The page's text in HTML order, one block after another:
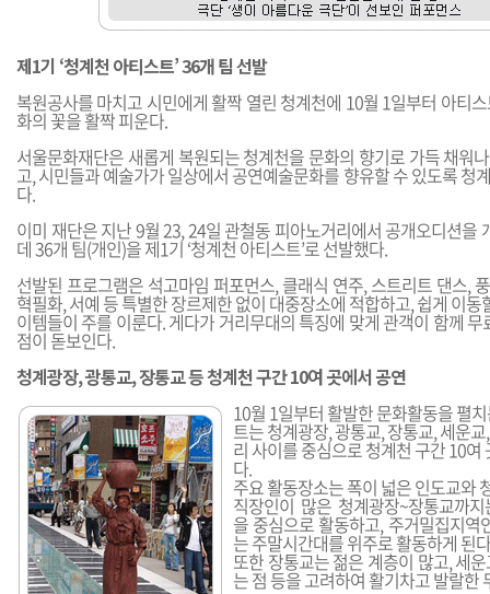
제1기 ‘청계천 아티스트’ 36개 팀 선발
복원공사를 마치고 시민에게 활짝 열린 청계천에 10월 1일부터 아티
화의 꽃을 활짝 피운다.
서울문화재단은 새롭게 복원되는 청계천을 문화의 향기로 가득 채워
고, 시민들과 예술가가 일상에서 공연예술문화를 향유할 수 있도록 청
다.
이미 재단은 지난 9월 23, 24일 관철동 피아노거리에서 공개오디션을
데 36개 팀(개인)을 제1기 ‘청계천 아티스트’로 선발했다.
선발된 프로그램은 석고마임 퍼포먼스, 클래식 연주, 스트리트 댄스,
혁필화, 서예 등 특별한 장르제한 없이 대중장소에 적합하고, 쉽게 이동
이템들이 주를 이룬다. 게다가 거리무대의 특징에 맞게 관객이 함께
점이 돋보인다.
청계광장, 광통교, 장통교 등 청계천 구간 10여 곳에서 공연
10월 1일부터 활발한 문화활동을 펼
트는 청계광장, 광통교, 장통교, 세운
리 사이를 중심으로 청계천 구간 10여
다.
주요 활동장소는 폭이 넓은 인도교와
직장인이 많은 청계광장~장통교까
을 중심으로 활동하고, 주거밀집지역
는 주말시간대를 위주로 활동하게 된
또한 장통교는 젊은 계층이 많고, 세
는 점 등을 고려하여 활기차고 발랄한